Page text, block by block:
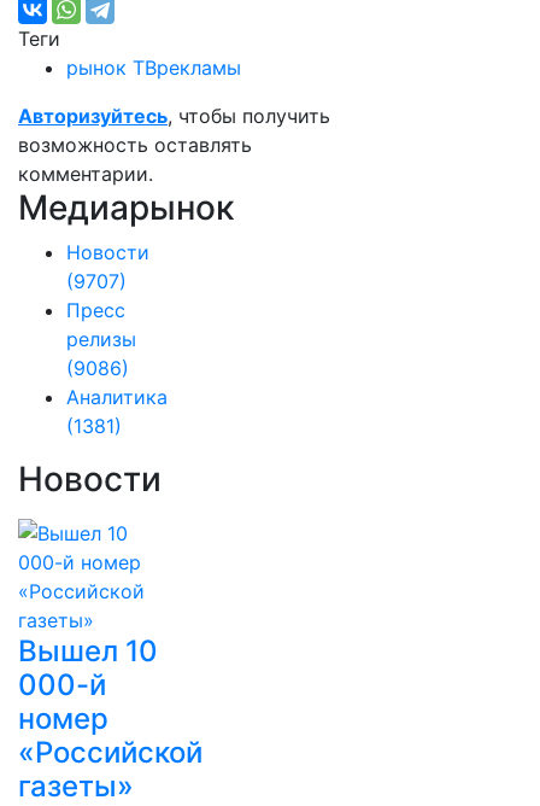
Теги
рынок ТВрекламы
Авторизуйтесь, чтобы получить
возможность оставлять
комментарии.
Медиарынок
Новости
(9707)
Пресс
релизы
(9086)
Аналитика
(1381)
Новости
Вышел 10
000-й
номер
«Российской
газеты»